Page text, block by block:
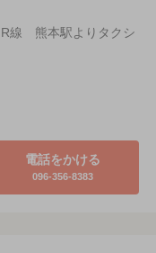
線 熊本駅よりタクシ
電話をかける
096-356-8383